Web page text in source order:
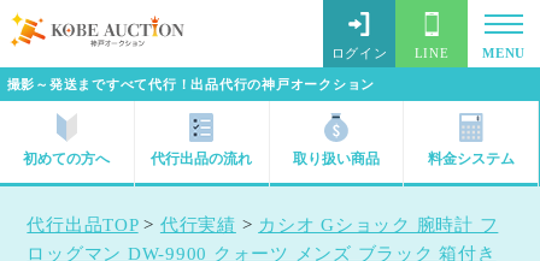
撮影～発送まですべて代行！出品代行の神戸オークション
ログイン LINE MENU
初めての方へ 代行出品の流れ 取り扱い商品 料金システム
代行出品TOP> 代行実績 > カシオ Gショック 腕時計 フ
ロッグマン DW-9900 クォーツ メンズ ブラック 箱付き